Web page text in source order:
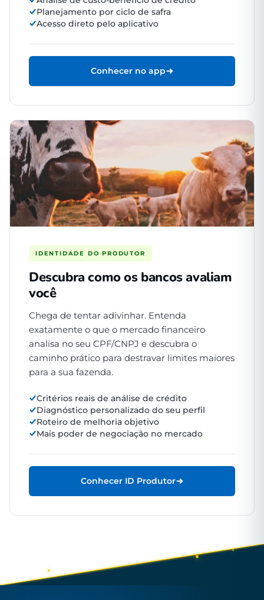
Planejamento por ciclo de safra
Acesso direto pelo aplicativo
Conhecer no app
IDENTIDADE DO PRODUTOR
Descubra como os bancos avaliam
você
Chega de tentar adivinhar. Entenda
exatamente o que o mercado financeiro
analisa no seu CPF/CNPJ e descubra o
caminho prático para destravar limites maiores
para a sua fazenda.
Critérios reais de análise de crédito
Diagnóstico personalizado do seu perfil
Roteiro de melhoria objetivo
Mais poder de negociação no mercado
Conhecer ID Produtor